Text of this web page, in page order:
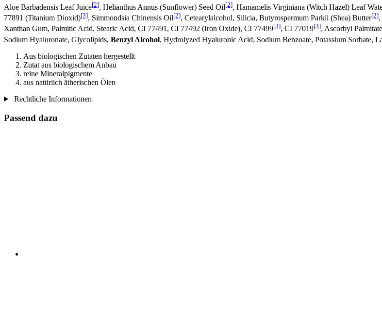
Aloe Barbadensis Leaf Juice[2], Helianthus Annus (Sunflower) Seed Oil[2], Hamamelis Virginiana (Witch Hazel) Leaf
77891 (Titanium Dioxid)[3], Simmondsia Chinensis Oil[2], Cetearylalcohol, Silicia, Butyrospermum Parkii (Shea) Butter[2]
Xanthan Gum, Palmitic Acid, Stearic Acid, CI 77491, CI 77492 (Iron Oxide), CI 77499[3], CI 77019[3], Ascorbyl
Sodium Hyaluronate, Glycolipids, Benzyl Alcohol, Hydrolyzed Hyaluronic Acid, Sodium Benzoate, Potassium Sorbate,
Aus biologischen Zutaten hergestellt
Zutat aus biologischem Anbau
reine Mineralpigmente
aus natürlich ätherischen Ölen
Rechtliche Informationen
Passend dazu